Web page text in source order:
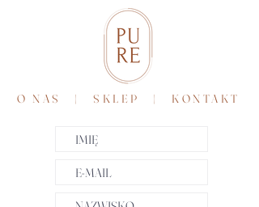
O NAS | SKLEP | KONTAKT